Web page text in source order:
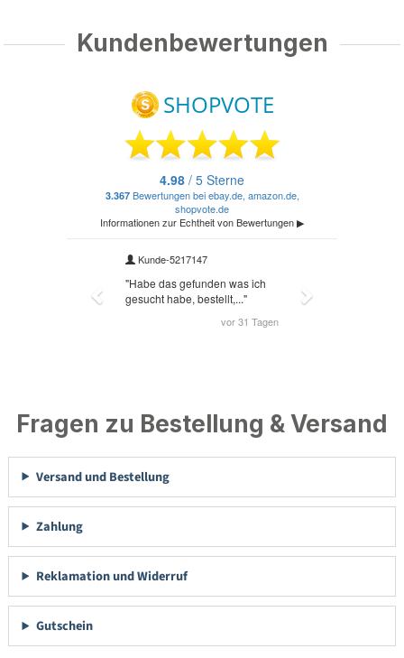
Kundenbewertungen
Fragen zu Bestellung & Versand
Versand und Bestellung
Zahlung
Reklamation und Widerruf
Gutschein